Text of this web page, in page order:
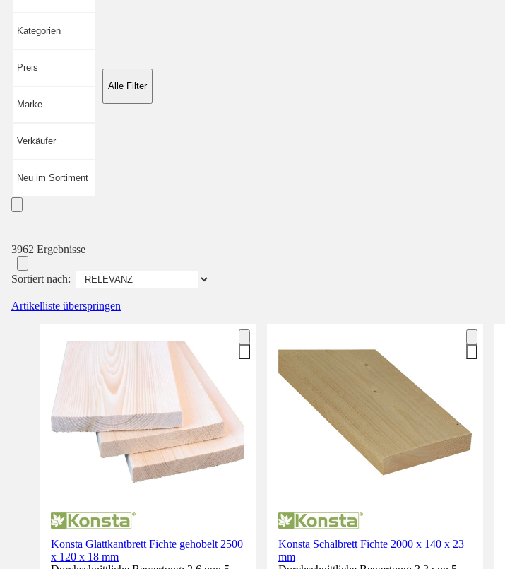
Kategorien
Preis
Marke
Verkäufer
Neu im Sortiment
Alle Filter
3962 Ergebnisse
Sortiert nach:
Artikelliste überspringen
Konsta Glattkantbrett Fichte gehobelt 2500
x 120 x 18 mm
Konsta Schalbrett Fichte 2000 x 140 x 23
mm